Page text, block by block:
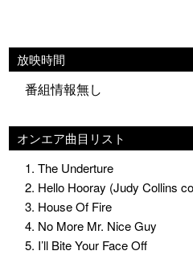
放映時間
番組情報無し
オンエア曲目リスト
1. The Underture
2. Hello Hooray (Judy Collins
3. House Of Fire
4. No More Mr. Nice Guy
5. I’ll Bite Your Face Off